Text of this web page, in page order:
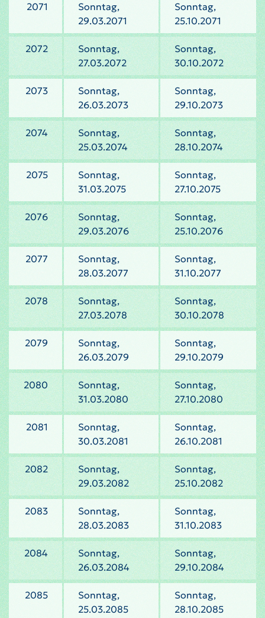
2071
Sonntag,
29.03.2071
Sonntag,
25.10.2071
2072
Sonntag,
27.03.2072
Sonntag,
30.10.2072
2073
Sonntag,
26.03.2073
Sonntag,
29.10.2073
2074
Sonntag,
25.03.2074
Sonntag,
28.10.2074
2075
Sonntag,
31.03.2075
Sonntag,
27.10.2075
2076
Sonntag,
29.03.2076
Sonntag,
25.10.2076
2077
Sonntag,
28.03.2077
Sonntag,
31.10.2077
2078
Sonntag,
27.03.2078
Sonntag,
30.10.2078
2079
Sonntag,
26.03.2079
Sonntag,
29.10.2079
2080
Sonntag,
31.03.2080
Sonntag,
27.10.2080
2081
Sonntag,
30.03.2081
Sonntag,
26.10.2081
2082
Sonntag,
29.03.2082
Sonntag,
25.10.2082
2083
Sonntag,
28.03.2083
Sonntag,
31.10.2083
2084
Sonntag,
26.03.2084
Sonntag,
29.10.2084
2085
Sonntag,
25.03.2085
Sonntag,
28.10.2085